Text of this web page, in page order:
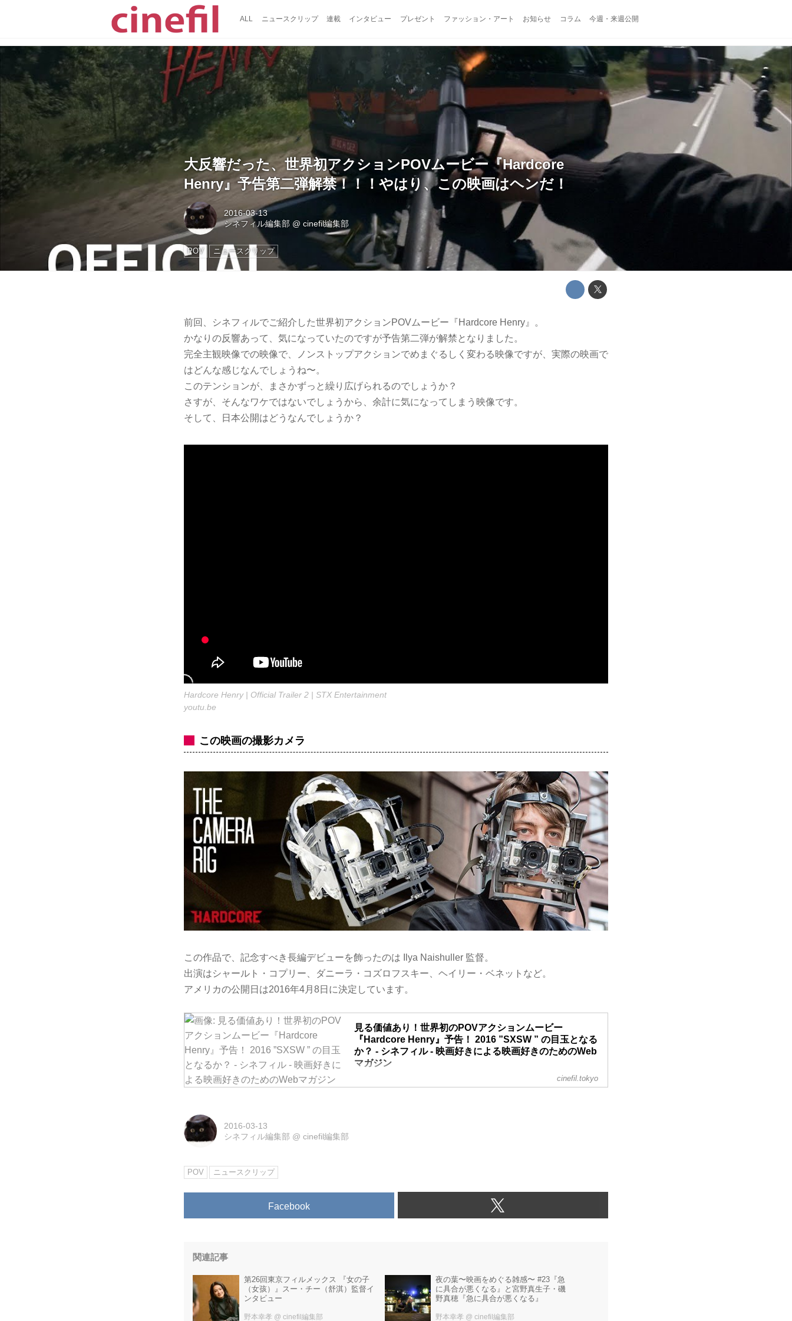
ALL ニュースクリップ 連載 インタビュー プレゼント ファッション・アート お知らせ コラム 今週・来週公開
大反響だった、世界初アクションPOVムービー『Hardcore
Henry』予告第二弾解禁！！！やはり、この映画はヘンだ！
2016-03-13
シネフィル編集部 @cinefil編集部
POV ニュースクリップ
前回、シネフィルでご紹介した世界初アクションPOVムービー『Hardcore Henry』。
かなりの反響あって、気になっていたのですが予告第二弾が解禁となりました。
完全主観映像での映像で、ノンストップアクションでめまぐるしく変わる映像ですが、実際の映画で
はどんな感じなんでしょうね〜。
このテンションが、まさかずっと繰り広げられるのでしょうか？
さすが、そんなワケではないでしょうから、余計に気になってしまう映像です。
そして、日本公開はどうなんでしょうか？
Hardcore Henry | Official Trailer 2 | STX Entertainment
youtu.be
この映画の撮影カメラ
この作品で、記念すべき長編デビューを飾ったのは Ilya Naishuller 監督。
出演はシャールト・コプリー、ダニーラ・コズロフスキー、ヘイリー・ベネットなど。
アメリカの公開日は2016年4月8日に決定しています。
見る価値あり！世界初のPOVアクションムービー
『Hardcore Henry』予告！ 2016 ”SXSW ” の目玉となる
か？ - シネフィル - 映画好きによる映画好きのためのWeb
マガジン
まずは、予告をご覧あれ！圧倒されるスピード感がゲームかと---世界初
cinefil.tokyo
2016-03-13
シネフィル編集部 @cinefil編集部
POV ニュースクリップ
Facebook
関連記事
第26回東京フィルメックス 『女の子
（女孩）』スー・チー（舒淇）監督イ
ンタビュー
野本幸孝 @ cinefil編集部
夜の葉〜映画をめぐる雑感〜 #23『急
に具合が悪くなる』と宮野真生子・磯
野真穂『急に具合が悪くなる』
野本幸孝 @ cinefil編集部